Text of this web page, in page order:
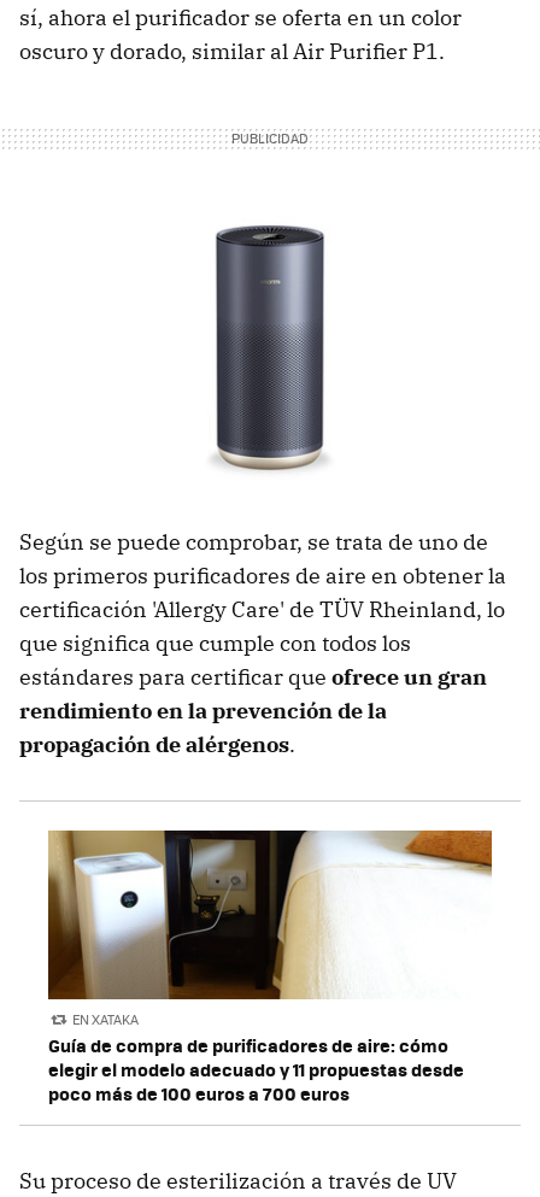
sí, ahora el purificador se oferta en un color
oscuro y dorado, similar al Air Purifier P1.
Según se puede comprobar, se trata de uno de
los primeros purificadores de aire en obtener la
certificación 'Allergy Care' de TÜV Rheinland, lo
que significa que cumple con todos los
estándares para certificar que ofrece un gran
rendimiento en la prevención de la
propagación de alérgenos.
EN XATAKA
Guía de compra de purificadores de aire: cómo
elegir el modelo adecuado y 11 propuestas desde
poco más de 100 euros a 700 euros
Su proceso de esterilización a través de UV